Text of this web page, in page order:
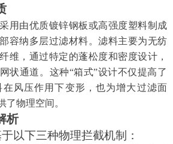
用由优质镀锌钢板或高强度塑料制成
容纳多层过滤材料。滤料主要为无纺
维，通过特定的蓬松度和密度设计，
状通道。这种“箱式”设计不仅提高了
风压作用下变形，也为增大过滤面
了物理空间。
析
以下三种物理拦截机制：